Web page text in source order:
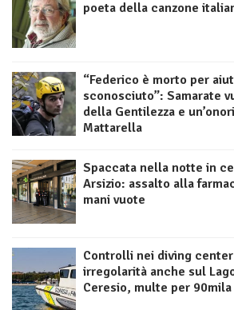
poeta della canzone
“Federico è morto per
sconosciuto”: Samarate
della Gentilezza e
Mattarella
Spaccata nella notte in
Arsizio: assalto alla
mani vuote
Controlli nei diving
irregolarità anche sul
Ceresio, multe per